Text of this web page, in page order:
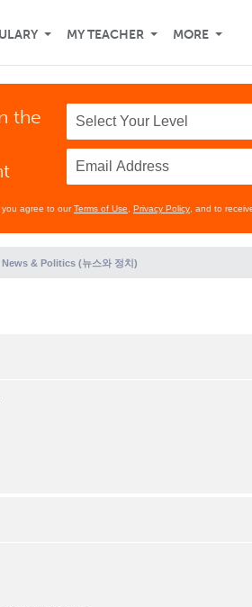
MY TEACHER MORE
the
you agree to ourTerms of Use Privacy Policy , and to
News & Politics (뉴스와 정치)